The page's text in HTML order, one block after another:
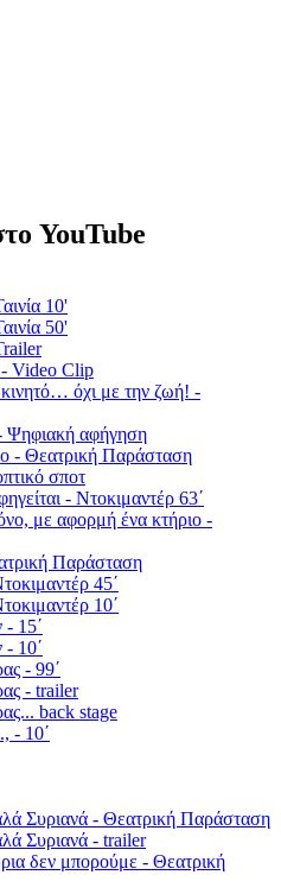
YouTube
10'
50'
- Video Clip
όχι με την ζωή! -
Ψηφιακή αφήγηση
- Θεατρική Παράσταση
σποτ
- Ντοκιμαντέρ 63΄
με αφορμή ένα κτήριο -
Παράσταση
45΄
10΄
15΄
10΄
- 99΄
- trailer
back stage
- 10΄
Συριανά - Θεατρική Παράσταση
Συριανά - trailer
δεν μπορούμε - Θεατρική